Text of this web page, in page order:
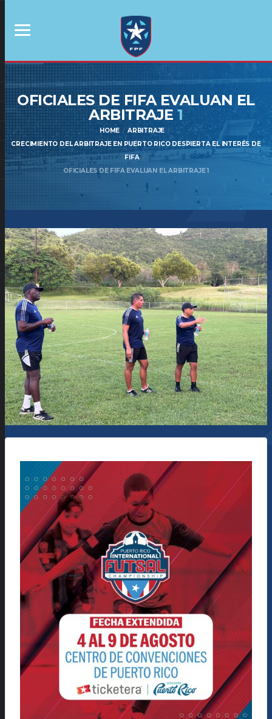
OFICIALES DE FIFA EVALUAN EL
ARBITRAJE1
HOME
ARBITRAJE
CRECIMIENTO DEL ARBITRAJE EN PUERTO RICO DESPIERTA EL INTERÉS DE
FIFA
OFICIALES DE FIFA EVALUAN EL ARBITRAJE 1